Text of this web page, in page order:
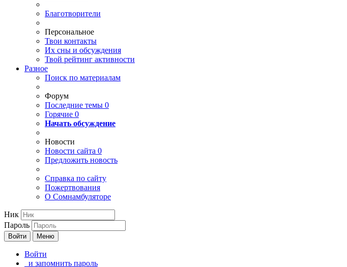
Благотворители
Персональное
Твои контакты
Их сны и обсуждения
Твой рейтинг активности
Разное
Поиск по материалам
Форум
Последние темы 0
Горячие 0
Начать обсуждение
Новости
Новости сайта 0
Предложить новость
Справка по сайту
Пожертвования
О Сомнамбуляторе
Ник
Пароль
Войти Меню
Войти
и запомнить пароль